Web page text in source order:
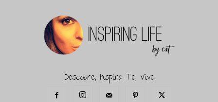
Descobre, Inspira-Te, Vive